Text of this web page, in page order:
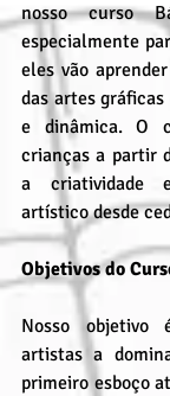
nosso curso
especialmente
eles vão
das artes
e dinâmica. O
crianças a partir
a criatividade
artístico desde
Objetivos do
Nosso objetivo
artistas a
primeiro esboço